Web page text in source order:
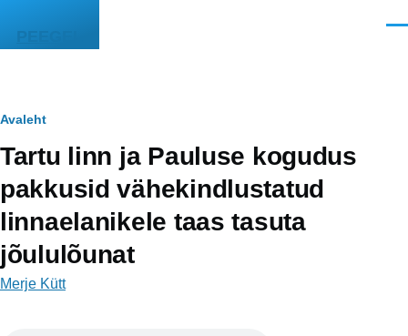
PEEGEL
Leivapuru
Avaleht
Tartu linn ja Pauluse kogudus
pakkusid vähekindlustatud
linnaelanikele taas tasuta
jõululõunat
Merje Kütt